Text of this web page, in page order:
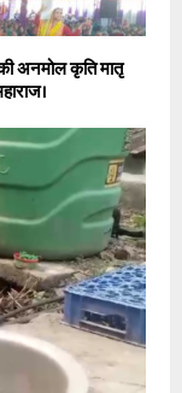
अनमोल कृति मातृ